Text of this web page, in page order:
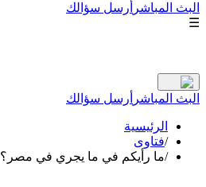
البث المباشر أرسل سؤالك
☰
البث المباشر أرسل سؤالك
الرئيسية
/فتاوى
/ما رأيكم في ما يجري في مصر؟